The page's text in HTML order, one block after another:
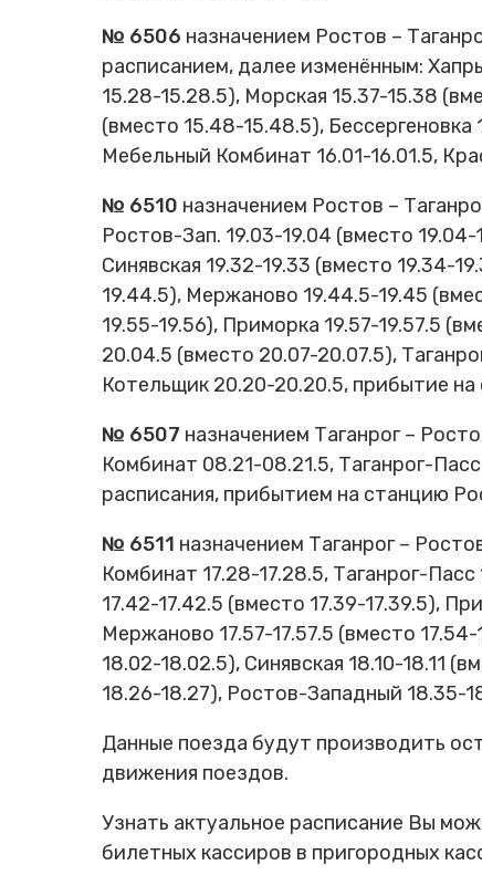
№ 6506 назначением Ростов –
расписанием, далее изменённым:
15.28-15.28.5), Морская 15.37-15.38
(вместо 15.48-15.48.5), Бессергеновка
Мебельный Комбинат 16.01-16.01.5,
№ 6510 назначением Ростов –
Ростов-Зап. 19.03-19.04 (вместо 19.04-
Синявская 19.32-19.33 (вместо 19.34-
19.44.5), Мержаново 19.44.5-19.45
19.55-19.56), Приморка 19.57-19.57.5
20.04.5 (вместо 20.07-20.07.5),
Котельщик 20.20-20.20.5, прибытие на
№ 6507 назначением Таганрог –
Комбинат 08.21-08.21.5, Таганрог-
расписания, прибытием на станцию
№ 6511 назначением Таганрог –
Комбинат 17.28-17.28.5, Таганрог-Пасс
17.42-17.42.5 (вместо 17.39-17.39.5),
Мержаново 17.57-17.57.5 (вместо
18.02-18.02.5), Синявская 18.10-18.11
18.26-18.27), Ростов-Западный 18.35-
Данные поезда будут производить
движения поездов.
Узнать актуальное расписание Вы
билетных кассиров в пригородных